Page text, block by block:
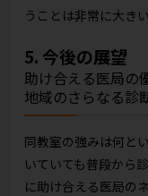
うことは非常に大き
5. 今後の展望
助け合える医局の
地域のさらなる診
同教室の強みは何と
いていても普段から
に助け合える医局の